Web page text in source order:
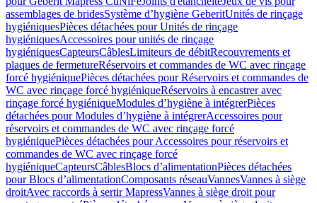
assemblages de bridesSystème d’hygiène GeberitUnités de rinçage
hygiéniquesPièces détachées pour Unités de rinçage
hygiéniquesAccessoires pour unités de rinçage
hygiéniquesCapteursCâblesLimiteurs de débitRecouvrements et
plaques de fermetureRéservoirs et commandes de WC avec rinçage
forcé hygiéniquePièces détachées pour Réservoirs et commandes de
WC avec rinçage forcé hygiéniqueRéservoirs à encastrer avec
rinçage forcé hygiéniqueModules d’hygiène à intégrerPièces
détachées pour Modules d’hygiène à intégrerAccessoires pour
réservoirs et commandes de WC avec rinçage forcé
hygiéniquePièces détachées pour Accessoires pour réservoirs et
commandes de WC avec rinçage forcé
hygiéniqueCapteursCâblesBlocs d’alimentationPièces détachées
pour Blocs d’alimentationComposants réseauVannesVannes à siège
droitAvec raccords à sertir MapressVannes à siège droit pour